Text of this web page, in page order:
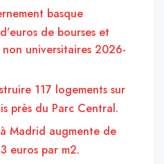
basque
de bourses et
universitaires 2026-
117 logements sur
près du Parc Central.
Madrid augmente de
euros par m2.